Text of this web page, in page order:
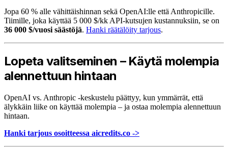
Jopa 60 % alle vähittäishinnan sekä OpenAI:lle että Anthropicille.
Tiimille, joka käyttää 5 000 $/kk API-kutsujen kustannuksiin, se on
36 000 $/vuosi säästöjä. Hanki räätälöity tarjous.
Lopeta valitseminen – Käytä molempia
alennettuun hintaan
OpenAI vs. Anthropic -keskustelu päättyy, kun ymmärrät, että
älykkäin liike on käyttää molempia – ja ostaa molempia alennettuun
hintaan.
Hanki tarjous osoitteessa aicredits.co ->